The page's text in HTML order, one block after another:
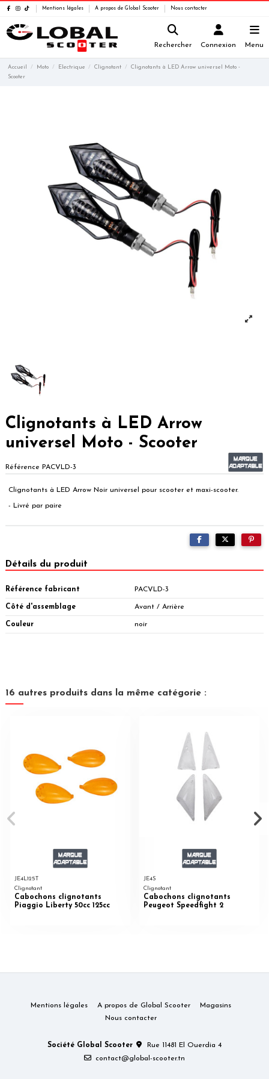
Mentions légales A propos de Global Scooter Nous contacter
Rechercher Connexion Menu
Accueil Moto Electrique Clignotant
Clignotants à LED Arrow universel Moto -
Scooter
Clignotants à LED Arrow
universel Moto - Scooter
Référence PACVLD-3
Clignotants à LED Arrow Noir universel pour scooter et maxi-scooter.
- Livré par paire
Détails du produit
Référence fabricant PACVLD-3
Côté d'assemblage Avant / Arrière
Couleur noir
16 autres produits dans la même catégorie :
JE4L125T
Clignotant
Cabochons clignotants
Piaggio Liberty 50cc 125cc
JE4S
Clignotant
Cabochons clignotants
Peugeot Speedfight 2
Mentions légales A propos de Global Scooter
Magasins
Nous contacter
Société Global Scooter
Rue 11481 El Ouerdia 4
contact@global-scooter.tn